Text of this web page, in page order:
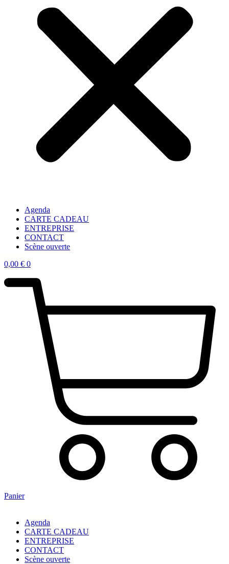
Agenda
CARTE CADEAU
ENTREPRISE
CONTACT
Scène ouverte
0,00 € 0
Panier
Agenda
CARTE CADEAU
ENTREPRISE
CONTACT
Scène ouverte